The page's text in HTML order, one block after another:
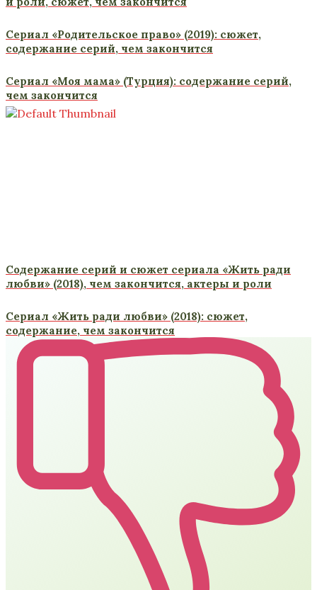
Сериал «Родительское право» (2019): сюжет,
содержание серий, чем закончится
Сериал «Моя мама» (Турция): содержание серий,
чем закончится
Содержание серий и сюжет сериала «Жить ради
любви» (2018), чем закончится, актеры и роли
Сериал «Жить ради любви» (2018): сюжет,
содержание, чем закончится